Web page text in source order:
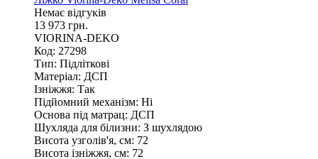
Немає відгуків
13 973 грн.
VIORINA-DEKO
Код: 27298
Тип: Підліткові
Матеріал: ДСП
Ізніжжя: Так
Підйомний механізм: Ні
Основа під матрац: ДСП
Шухляда для білизни: З шухлядою
Висота узголів'я, см: 72
Висота ізніжжя, см: 72